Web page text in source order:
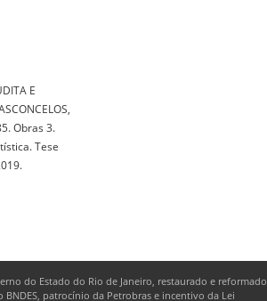
E
Obras 3.
Tese
do Estado do Rio de Janeiro, restaurado e reformado
patrocínio da Petrobras e incentivo da Lei